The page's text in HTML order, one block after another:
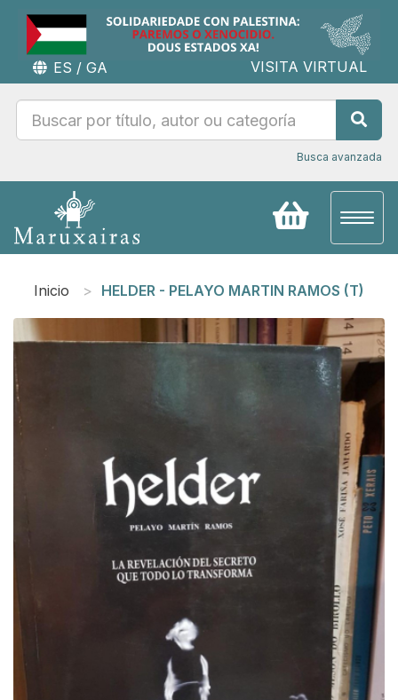
ES / GA VISITA VIRTUAL
Busca avanzada
Inicio HELDER - PELAYO MARTIN RAMOS (T)